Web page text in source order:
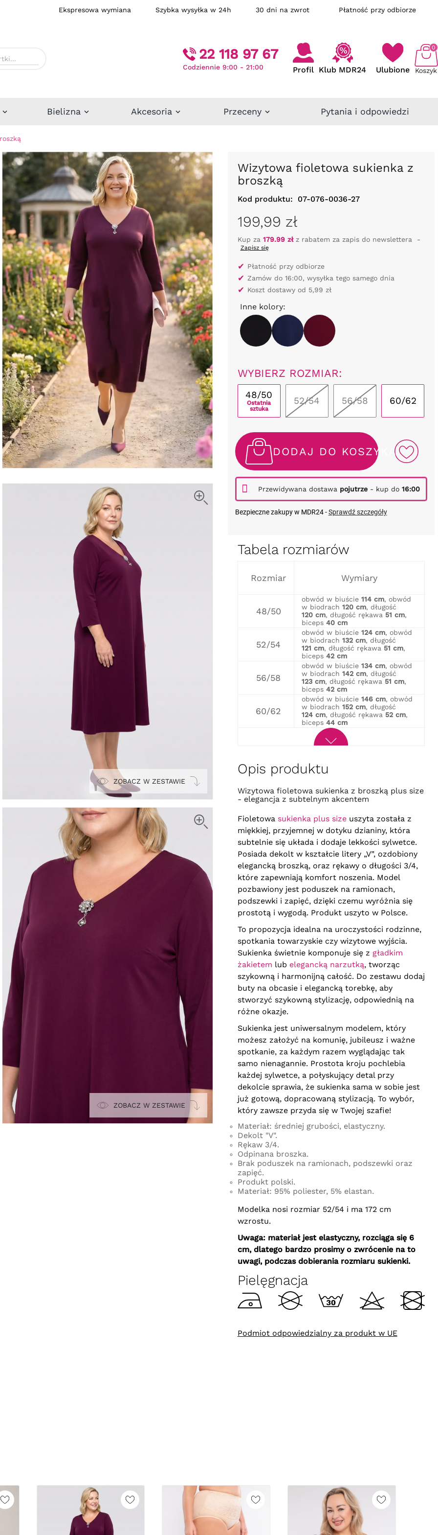
Ekspresowa wymiana Szybka wysyłka w 24h 30 dni na zwrot Płatność przy odbiorze
22 118 97 67
Codziennie 9:00 - 21:00 Profil Klub MDR24 Ulubione Koszyk
0
Bielizna Akcesoria Przeceny Pytania i odpowiedzi
ZOBACZ W ZESTAWIE
ZOBACZ W ZESTAWIE
Wizytowa fioletowa sukienka z
broszką
Kod produktu: 07-076-0036-27
199,99 zł
Kup za 179.99 złz rabatem za zapis do newslettera -
Zapisz się
✔ Płatność przy odbiorze
✔ Zamów do 16:00, wysyłka tego samego dnia
✔ Koszt dostawy od 5,99 zł
Inne kolory:
WYBIERZ ROZMIAR:
48/50
Ostatnia
sztuka
52/54 56/58 60/62
DODAJ DO KOSZYKA
Przewidywana dostawa pojutrze- kup do 16:00
Bezpieczne zakupy w MDR24 -Sprawdź szczegóły
Tabela rozmiarów
Rozmiar Wymiary
48/50
obwód w biuście 114 cm, obwód
w biodrach 120 cm, długość
120 cm, długość rękawa 51 cm,
biceps 40 cm
52/54
obwód w biuście 124 cm, obwód
w biodrach 132 cm, długość
121 cm, długość rękawa 51 cm,
biceps 42 cm
56/58
obwód w biuście 134 cm, obwód
w biodrach 142 cm, długość
123 cm, długość rękawa 51 cm,
biceps 42 cm
60/62
obwód w biuście 146 cm, obwód
w biodrach 152 cm, długość
124 cm, długość rękawa 52 cm,
biceps 44 cm
Opis produktu
Wizytowa fioletowa sukienka z broszką plus size
- elegancja z subtelnym akcentem
Fioletowa sukienka plus sizeuszyta została z
miękkiej, przyjemnej w dotyku dzianiny, która
subtelnie się układa i dodaje lekkości sylwetce.
Posiada dekolt w kształcie litery „V”, ozdobiony
elegancką broszką, oraz rękawy o długości 3/4,
które zapewniają komfort noszenia. Model
pozbawiony jest poduszek na ramionach,
podszewki i zapięć, dzięki czemu wyróżnia się
prostotą i wygodą. Produkt uszyto w Polsce.
To propozycja idealna na uroczystości rodzinne,
spotkania towarzyskie czy wizytowe wyjścia.
Sukienka świetnie komponuje się z gładkim
żakietem lub elegancką narzutką, tworząc
szykowną i harmonijną całość. Do zestawu dodaj
buty na obcasie i elegancką torebkę, aby
stworzyć szykowną stylizację, odpowiednią na
różne okazje.
Sukienka jest uniwersalnym modelem, który
możesz założyć na komunię, jubileusz i ważne
spotkanie, za każdym razem wyglądając tak
samo nienagannie. Prostota kroju pochlebia
każdej sylwetce, a połyskujący detal przy
dekolcie sprawia, że sukienka sama w sobie jest
już gotową, dopracowaną stylizacją. To wybór,
który zawsze przyda się w Twojej szafie!
Materiał: średniej grubości, elastyczny.
Dekolt "V".
Rękaw 3/4.
Odpinana broszka.
Brak poduszek na ramionach, podszewki oraz
zapięć.
Produkt polski.
Materiał: 95% poliester, 5% elastan.
Modelka nosi rozmiar 52/54 i ma 172 cm
wzrostu.
Uwaga: materiał jest elastyczny, rozciąga się 6
cm, dlatego bardzo prosimy o zwrócenie na to
uwagi, podczas dobierania rozmiaru sukienki.
Pielęgnacja
Podmiot odpowiedzialny za produkt w UE